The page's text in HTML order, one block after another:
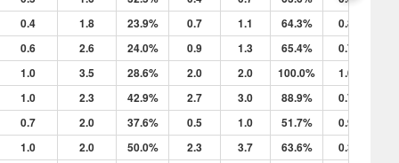
0.4 1.8 23.9% 0.7 1.1 64.3% 0.8
0.6 2.6 24.0% 0.9 1.3 65.4% 0.7
1.0 3.5 28.6% 2.0 2.0 100.0% 1.0
1.0 2.3 42.9% 2.7 3.0 88.9% 0.7
0.7 2.0 37.6% 0.5 1.0 51.7% 0.9
1.0 2.0 50.0% 2.3 3.7 63.6% 0.3